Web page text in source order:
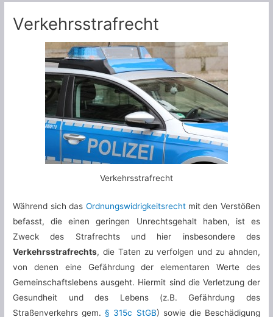
Verkehrsstrafrecht
Verkehrsstrafrecht
Während sich das Ordnungswidrigkeitsrechtmit den Verstößen
befasst, die einen geringen Unrechtsgehalt haben, ist es
Zweck des Strafrechts und hier insbesondere des
Verkehrsstrafrechts, die Taten zu verfolgen und zu ahnden,
von denen eine Gefährdung der elementaren Werte des
Gemeinschaftslebens ausgeht. Hiermit sind die Verletzung der
Gesundheit und des Lebens (z.B. Gefährdung des
Straßenverkehrs gem.§ 315c StGB) sowie die Beschädigung